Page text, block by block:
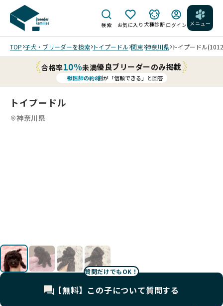
検索 お気に入り 犬種診断 ログイン メニュー
TOP 子犬・ブリーダーを検索 トイプードル 関東 神奈川県 トイプードル
合格率10%未満優良ブリーダーのみ掲載
獣医師の約8割が「信頼できる」と回答
トイプードル
神奈川県
質問だけでもOK！
【無料】この子について質問する